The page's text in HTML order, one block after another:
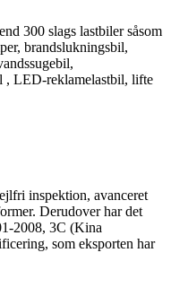
300 slags lastbiler såsom
brandslukningsbil,
, LED-reklamelastbil, lifte
inspektion, avanceret
Derudover har det
2008, 3C (Kina
som eksporten har